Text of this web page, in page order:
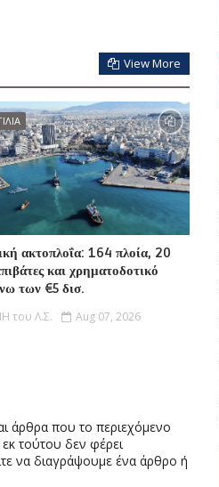
View More
ακτοπλοΐα: 164 πλοία, 20
και χρηματοδοτικό
των €5 δισ.
του Λ.Σ. Aug 07, 2026
άρθρα που το περιεχόμενο
τούτου δεν φέρει
να διαγράψουμε ένα άρθρο ή